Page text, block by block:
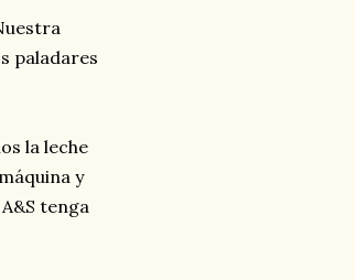
paladares
la leche
y
tenga